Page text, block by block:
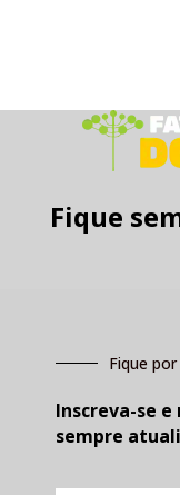
Fique
Fique
Inscreva-se
sempre